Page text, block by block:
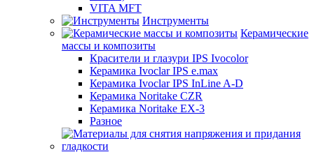
VITA MFT
Инструменты
Керамические
массы и композиты
Красители и глазури IPS Ivocolor
Керамика Ivoclar IPS e.max
Керамика Ivoclar IPS InLine A-D
Керамика Noritake CZR
Керамика Noritake EX-3
Разное